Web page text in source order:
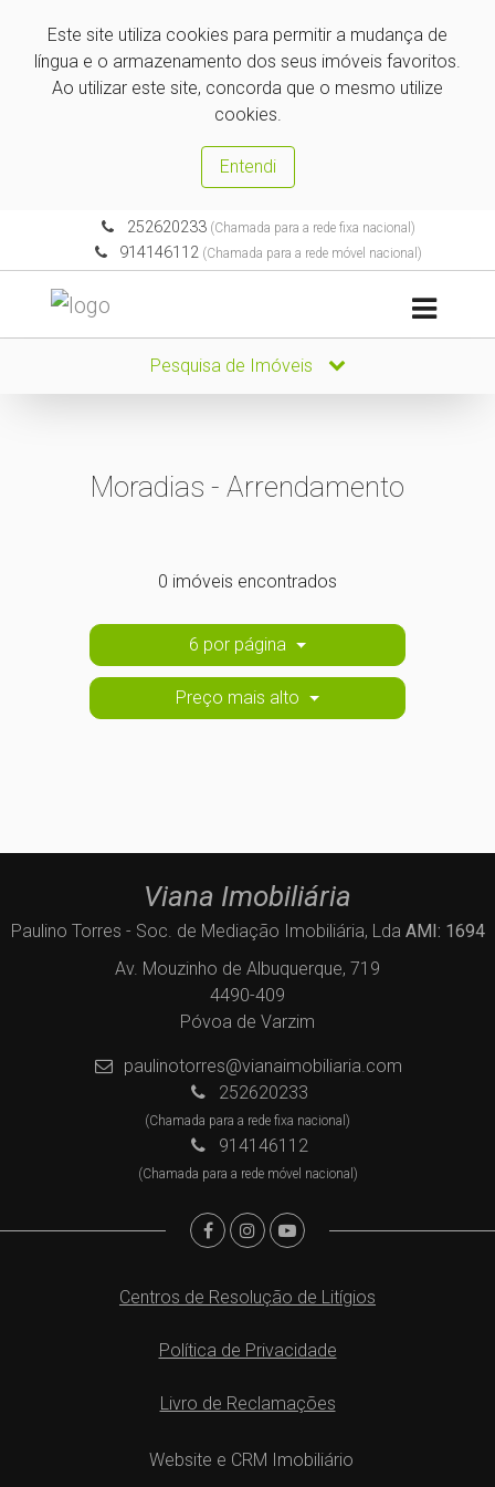
Este site utiliza cookies para permitir a mudança de
língua e o armazenamento dos seus imóveis favoritos.
Ao utilizar este site, concorda que o mesmo utilize
cookies.
Entendi
252620233(Chamada para a rede fixa nacional)
914146112 (Chamada para a rede móvel nacional)
Pesquisa de Imóveis
Moradias - Arrendamento
0 imóveis encontrados
6 por página
Preço mais alto
Viana Imobiliária
Paulino Torres - Soc. de Mediação Imobiliária, Lda AMI: 1694
Av. Mouzinho de Albuquerque, 719
4490-409
Póvoa de Varzim
paulinotorres@vianaimobiliaria.com
252620233
(Chamada para a rede fixa nacional)
914146112
(Chamada para a rede móvel nacional)
Centros de Resolução de Litígios
Política de Privacidade
Livro de Reclamações
Website e CRM Imobiliário